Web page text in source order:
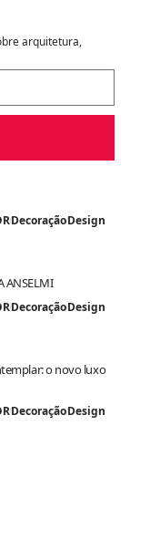
arquitetura,
DecoraçãoDesign
ANSELMI
DecoraçãoDesign
o novo luxo
DecoraçãoDesign